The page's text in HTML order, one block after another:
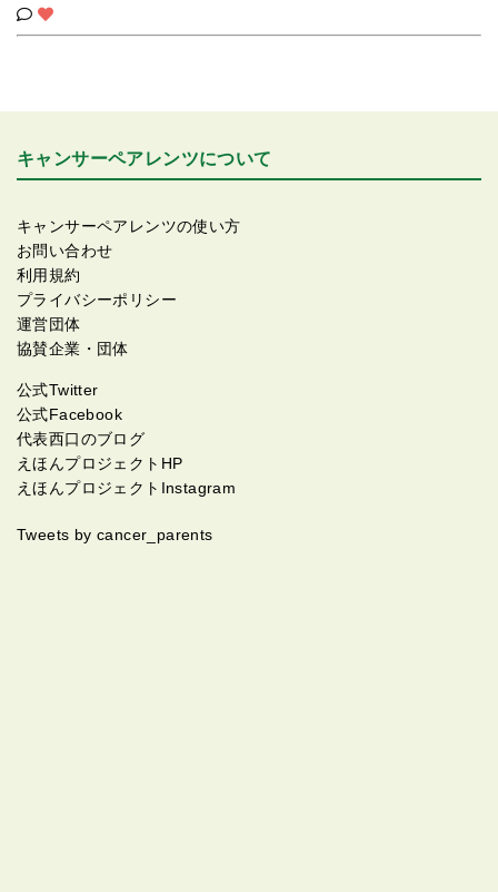
キャンサーペアレンツについて
キャンサーペアレンツの使い方
お問い合わせ
利用規約
プライバシーポリシー
運営団体
協賛企業・団体
公式Twitter
公式Facebook
代表西口のブログ
えほんプロジェクトHP
えほんプロジェクトInstagram
Tweets by cancer_parents